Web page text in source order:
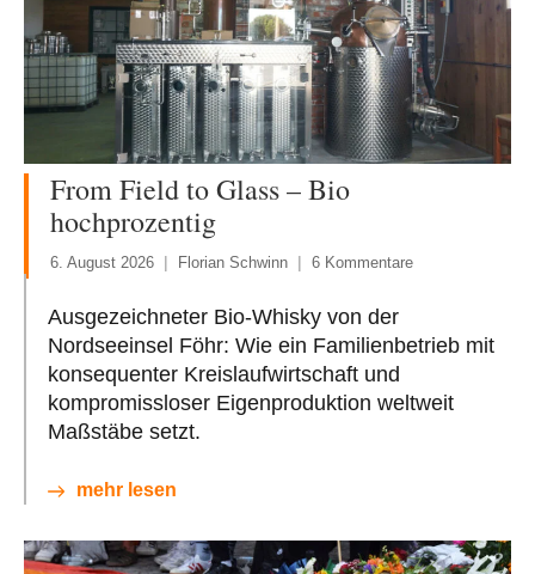
From Field to Glass – Bio
hochprozentig
6. August 2026 Florian Schwinn 6 Kommentare
Ausgezeichneter Bio-Whisky von der
Nordseeinsel Föhr: Wie ein Familienbetrieb mit
konsequenter Kreislaufwirtschaft und
kompromissloser Eigenproduktion weltweit
Maßstäbe setzt.
mehr lesen